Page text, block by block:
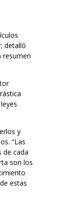
detalló
resumen
y
“Las
de cada
son los
estas